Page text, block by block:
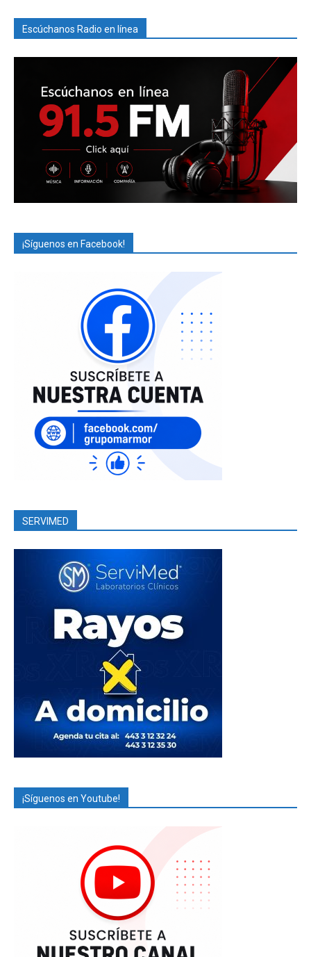
Escúchanos Radio en línea
¡Síguenos en Facebook!
SERVIMED
¡Síguenos en Youtube!